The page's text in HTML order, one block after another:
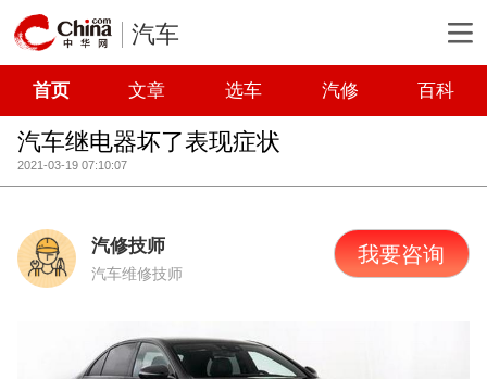
汽车
首页 文章 选车 汽修 百科
汽车继电器坏了表现症状
2021-03-19 07:10:07
汽修技师
汽车维修技师
我要咨询